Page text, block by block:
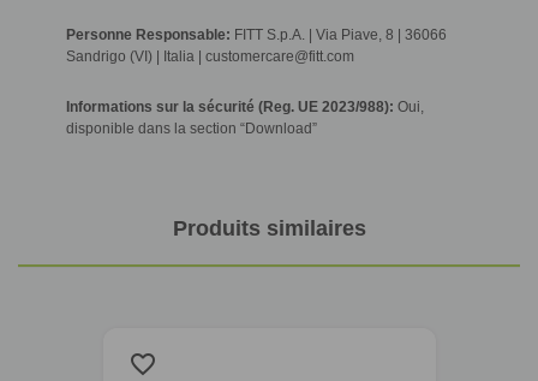
Personne Responsable: FITT S.p.A. | Via Piave, 8 | 36066
Sandrigo (VI) | Italia | customercare@fitt.com
Informations sur la sécurité (Reg. UE 2023/988): Oui,
disponible dans la section “Download”
Produits similaires
favorite_border